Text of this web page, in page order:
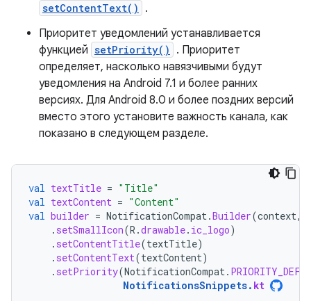
setContentText()
.
Приоритет уведомлений устанавливается
функцией setPriority()
. Приоритет
определяет, насколько навязчивыми будут
уведомления на Android 7.1 и более ранних
версиях. Для Android 8.0 и более поздних версий
вместо этого установите важность канала, как
показано в следующем разделе.
val textTitle = "Title"
val textContent = "Content"
val builder = NotificationCompat .Builder(context,
. setSmallIcon(R .drawable. ic_logo)
. setContentTitle(textTitle)
. setContentText(textContent)
. setPriority(NotificationCompat .
NotificationsSnippets. kt